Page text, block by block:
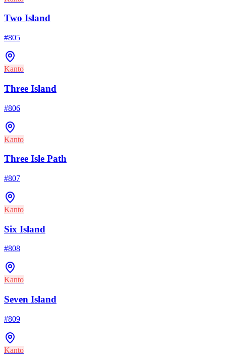
Two Island
#805
Kanto
Three Island
#806
Kanto
Three Isle Path
#807
Kanto
Six Island
#808
Kanto
Seven Island
#809
Kanto